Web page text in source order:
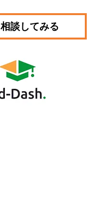
相談してみる